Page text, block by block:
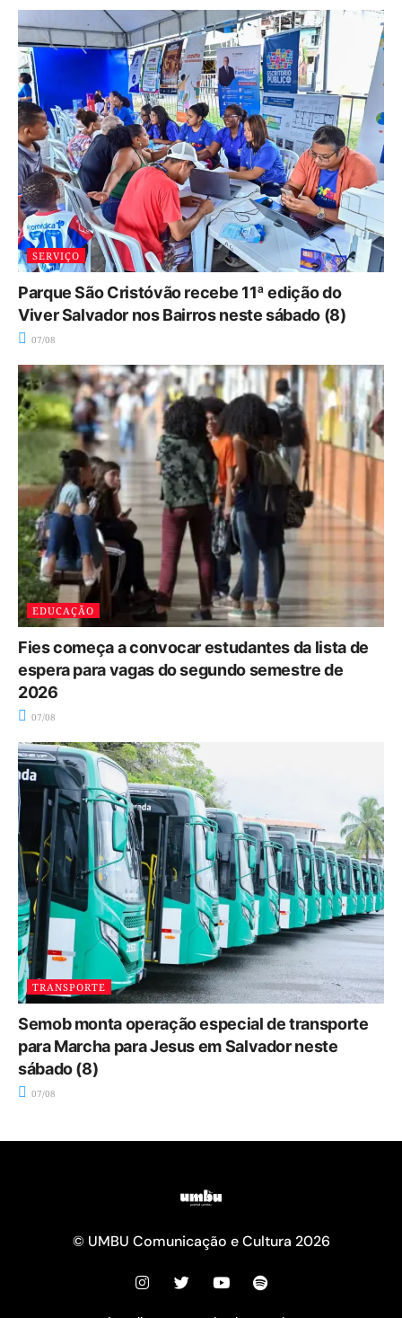
SERVIÇO
Parque São Cristóvão recebe 11ª edição do
Viver Salvador nos Bairros neste sábado (8)
07/08
EDUCAÇÃO
Fies começa a convocar estudantes da lista de
espera para vagas do segundo semestre de
2026
07/08
TRANSPORTE
Semob monta operação especial de transporte
para Marcha para Jesus em Salvador neste
sábado (8)
07/08
© UMBU Comunicação e Cultura 2026